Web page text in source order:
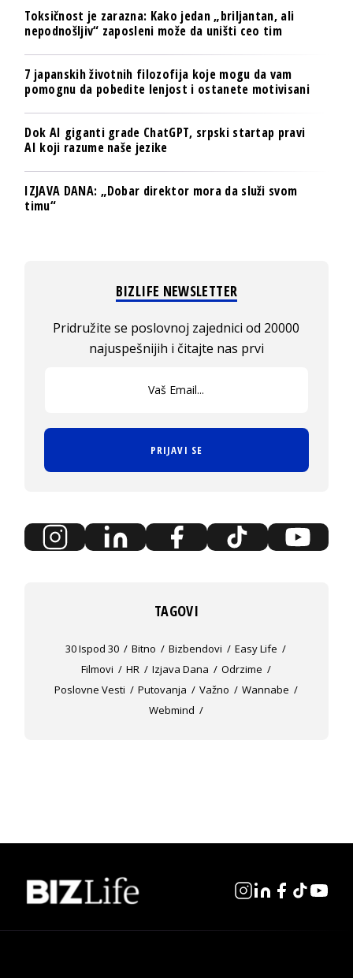
Toksičnost je zarazna: Kako jedan „briljantan, ali
nepodnošljiv“ zaposleni može da uništi ceo tim
7 japanskih životnih filozofija koje mogu da vam
pomognu da pobedite lenjost i ostanete motivisani
Dok AI giganti grade ChatGPT, srpski startap pravi
AI koji razume naše jezike
IZJAVA DANA: „Dobar direktor mora da služi svom
timu“
BIZLIFE NEWSLETTER
Pridružite se poslovnoj zajednici od 20000
najuspešnijih i čitajte nas prvi
PRIJAVI SE
TAGOVI
30 Ispod 30 Bitno Bizbendovi
Easy Life
Filmovi
HR Izjava Dana
Odrzime
Poslovne Vesti
Putovanja Važno
Wannabe
Webmind